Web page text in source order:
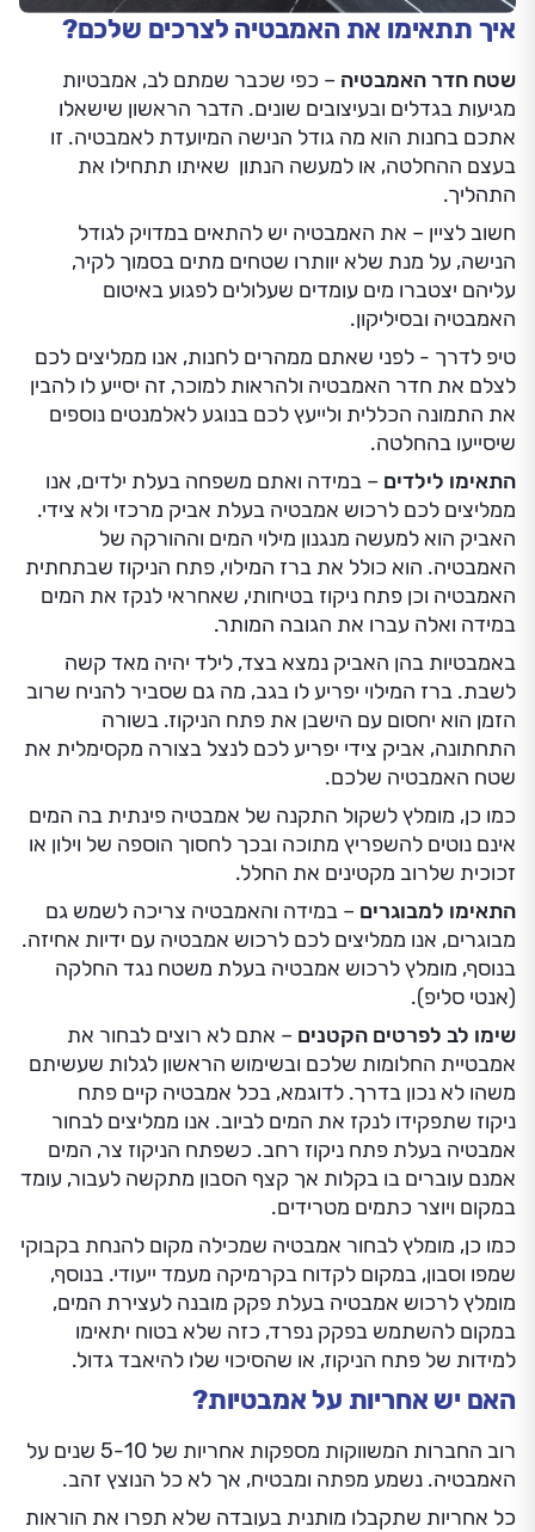
איך תתאימו את האמבטיה לצרכים שלכם?
שטח חדר האמבטיה – כפי שכבר שמתם לב, אמבטיות
מגיעות בגדלים ובעיצובים שונים. הדבר הראשון שישאלו
אתכם בחנות הוא מה גודל הנישה המיועדת לאמבטיה. זו
בעצם ההחלטה, או למעשה הנתון שאיתו תתחילו את
התהליך.
חשוב לציין – את האמבטיה יש להתאים במדויק לגודל
הנישה, על מנת שלא יוותרו שטחים מתים בסמוך לקיר,
עליהם יצטברו מים עומדים שעלולים לפגוע באיטום
האמבטיה ובסיליקון.
טיפ לדרך - לפני שאתם ממהרים לחנות, אנו ממליצים לכם
לצלם את חדר האמבטיה ולהראות למוכר, זה יסייע לו להבין
את התמונה הכללית ולייעץ לכם בנוגע לאלמנטים נוספים
שיסייעו בהחלטה.
התאימו לילדים – במידה ואתם משפחה בעלת ילדים, אנו
ממליצים לכם לרכוש אמבטיה בעלת אביק מרכזי ולא צידי.
האביק הוא למעשה מנגנון מילוי המים וההורקה של
האמבטיה. הוא כולל את ברז המילוי, פתח הניקוז שבתחתית
האמבטיה וכן פתח ניקוז בטיחותי, שאחראי לנקז את המים
במידה ואלה עברו את הגובה המותר.
באמבטיות בהן האביק נמצא בצד, לילד יהיה מאד קשה
לשבת. ברז המילוי יפריע לו בגב, מה גם שסביר להניח שרוב
הזמן הוא יחסום עם הישבן את פתח הניקוז. בשורה
התחתונה, אביק צידי יפריע לכם לנצל בצורה מקסימלית את
שטח האמבטיה שלכם.
כמו כן, מומלץ לשקול התקנה של אמבטיה פינתית בה המים
אינם נוטים להשפריץ מתוכה ובכך לחסוך הוספה של וילון או
זכוכית שלרוב מקטינים את החלל.
התאימו למבוגרים – במידה והאמבטיה צריכה לשמש גם
מבוגרים, אנו ממליצים לכם לרכוש אמבטיה עם ידיות אחיזה.
בנוסף, מומלץ לרכוש אמבטיה בעלת משטח נגד החלקה
(אנטי סליפ).
שימו לב לפרטים הקטנים – אתם לא רוצים לבחור את
אמבטיית החלומות שלכם ובשימוש הראשון לגלות שעשיתם
משהו לא נכון בדרך. לדוגמא, בכל אמבטיה קיים פתח
ניקוז שתפקידו לנקז את המים לביוב. אנו ממליצים לבחור
אמבטיה בעלת פתח ניקוז רחב. כשפתח הניקוז צר, המים
אמנם עוברים בו בקלות אך קצף הסבון מתקשה לעבור, עומד
במקום ויוצר כתמים מטרידים.
כמו כן, מומלץ לבחור אמבטיה שמכילה מקום להנחת בקבוקי
שמפו וסבון, במקום לקדוח בקרמיקה מעמד ייעודי. בנוסף,
מומלץ לרכוש אמבטיה בעלת פקק מובנה לעצירת המים,
במקום להשתמש בפקק נפרד, כזה שלא בטוח יתאימו
למידות של פתח הניקוז, או שהסיכוי שלו להיאבד גדול.
האם יש אחריות על אמבטיות?
רוב החברות המשווקות מספקות אחריות של 5-10 שנים על
האמבטיה. נשמע מפתה ומבטיח, אך לא כל הנוצץ זהב.
כל אחריות שתקבלו מותנית בעובדה שלא תפרו את הוראות